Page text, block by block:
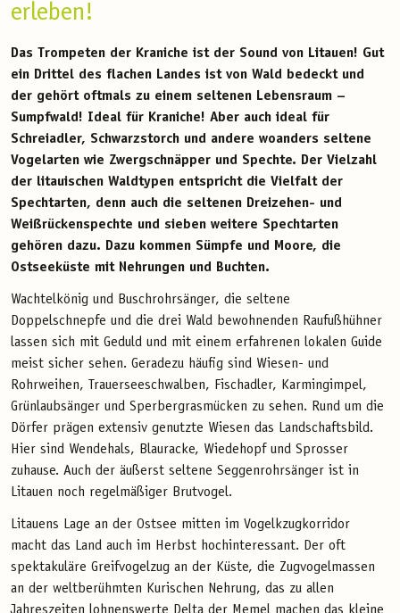
erleben!
Das Trompeten der Kraniche ist der Sound von Litauen! Gut
ein Drittel des flachen Landes ist von Wald bedeckt und
der gehört oftmals zu einem seltenen Lebensraum –
Sumpfwald! Ideal für Kraniche! Aber auch ideal für
Schreiadler, Schwarzstorch und andere woanders seltene
Vogelarten wie Zwergschnäpper und Spechte. Der Vielzahl
der litauischen Waldtypen entspricht die Vielfalt der
Spechtarten, denn auch die seltenen Dreizehen- und
Weißrückenspechte und sieben weitere Spechtarten
gehören dazu. Dazu kommen Sümpfe und Moore, die
Ostseeküste mit Nehrungen und Buchten.
Wachtelkönig und Buschrohrsänger, die seltene
Doppelschnepfe und die drei Wald bewohnenden Raufußhühner
lassen sich mit Geduld und mit einem erfahrenen lokalen Guide
meist sicher sehen. Geradezu häufig sind Wiesen- und
Rohrweihen, Trauerseeschwalben, Fischadler, Karmingimpel,
Grünlaubsänger und Sperbergrasmücken zu sehen. Rund um die
Dörfer prägen extensiv genutzte Wiesen das Landschaftsbild.
Hier sind Wendehals, Blauracke, Wiedehopf und Sprosser
zuhause. Auch der äußerst seltene Seggenrohrsänger ist in
Litauen noch regelmäßiger Brutvogel.
Litauens Lage an der Ostsee mitten im Vogelkzugkorridor
macht das Land auch im Herbst hochinteressant. Der oft
spektakuläre Greifvogelzug an der Küste, die Zugvogelmassen
an der weltberühmten Kurischen Nehrung, das zu allen
Jahreszeiten lohnenswerte Delta der Memel machen das kleine